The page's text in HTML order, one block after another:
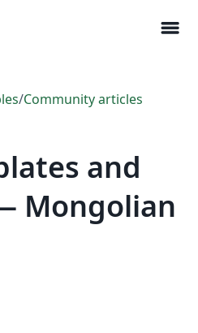
menu
/Community articles
and
Mongolian